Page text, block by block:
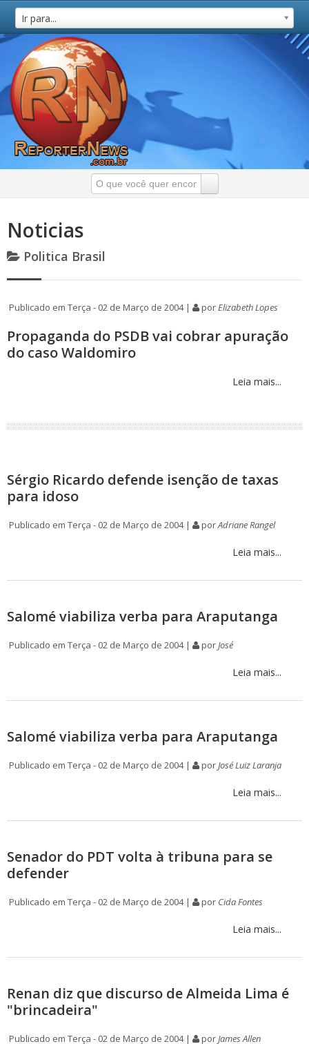
Ir para...
Noticias
Politica Brasil
Publicado em Terça - 02 de Março de 2004 | porElizabeth Lopes
Propaganda do PSDB vai cobrar apuração
do caso Waldomiro
Leia mais...
Sérgio Ricardo defende isenção de taxas
para idoso
Publicado em Terça - 02 de Março de 2004 | porAdriane Rangel
Leia mais...
Salomé viabiliza verba para Araputanga
Publicado em Terça - 02 de Março de 2004 | porJosé
Leia mais...
Salomé viabiliza verba para Araputanga
Publicado em Terça - 02 de Março de 2004 | porJosé Luiz Laranja
Leia mais...
Senador do PDT volta à tribuna para se
defender
Publicado em Terça - 02 de Março de 2004 | por Cida Fontes
Leia mais...
Renan diz que discurso de Almeida Lima é
"brincadeira"
Publicado em Terça - 02 de Março de 2004 | porJames Allen